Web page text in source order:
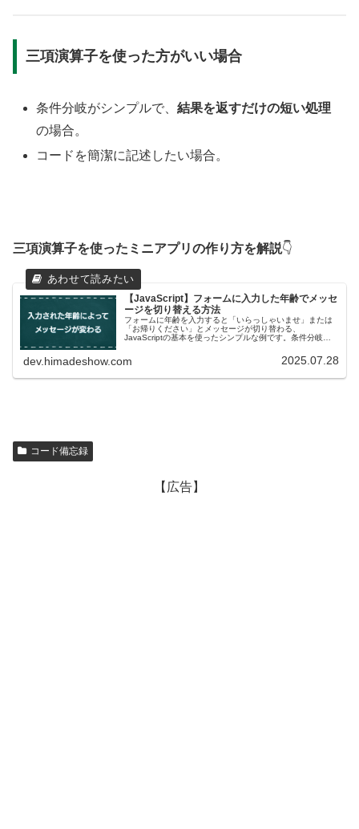
三項演算子を使った方がいい場合
条件分岐がシンプルで、結果を返すだけの短い処理
の場合。
コードを簡潔に記述したい場合。
三項演算子を使ったミニアプリの作り方を解説👇
【JavaScript】フォームに入力した年齢でメッセ
ージを切り替える方法
フォームに年齢を入力すると「いらっしゃいませ」または
「お帰りください」とメッセージが切り替わる、
JavaScriptの基本を使ったシンプルな例です。条件分岐や
dev.himadeshow.com 2025.07.28
コード備忘録
【広告】